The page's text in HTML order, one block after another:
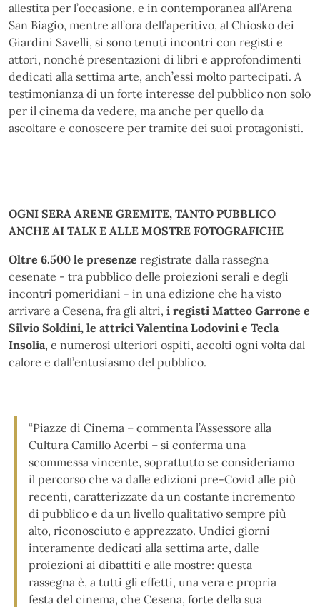
allestita per l’occasione, e in contemporanea all’Arena
San Biagio, mentre all’ora dell’aperitivo, al Chiosko dei
Giardini Savelli, si sono tenuti incontri con registi e
attori, nonché presentazioni di libri e approfondimenti
dedicati alla settima arte, anch’essi molto partecipati. A
testimonianza di un forte interesse del pubblico non solo
per il cinema da vedere, ma anche per quello da
ascoltare e conoscere per tramite dei suoi protagonisti.
OGNI SERA ARENE GREMITE, TANTO PUBBLICO
ANCHE AI TALK E ALLE MOSTRE FOTOGRAFICHE
Oltre 6.500 le presenze registrate dalla rassegna
cesenate - tra pubblico delle proiezioni serali e degli
incontri pomeridiani - in una edizione che ha visto
arrivare a Cesena, fra gli altri, i registi Matteo Garrone e
Silvio Soldini, le attrici Valentina Lodovini e Tecla
Insolia, e numerosi ulteriori ospiti, accolti ogni volta dal
calore e dall’entusiasmo del pubblico.
“Piazze di Cinema – commenta l’Assessore alla
Cultura Camillo Acerbi – si conferma una
scommessa vincente, soprattutto se consideriamo
il percorso che va dalle edizioni pre-Covid alle più
recenti, caratterizzate da un costante incremento
di pubblico e da un livello qualitativo sempre più
alto, riconosciuto e apprezzato. Undici giorni
interamente dedicati alla settima arte, dalle
proiezioni ai dibattiti e alle mostre: questa
rassegna è, a tutti gli effetti, una vera e propria
festa del cinema, che Cesena, forte della sua